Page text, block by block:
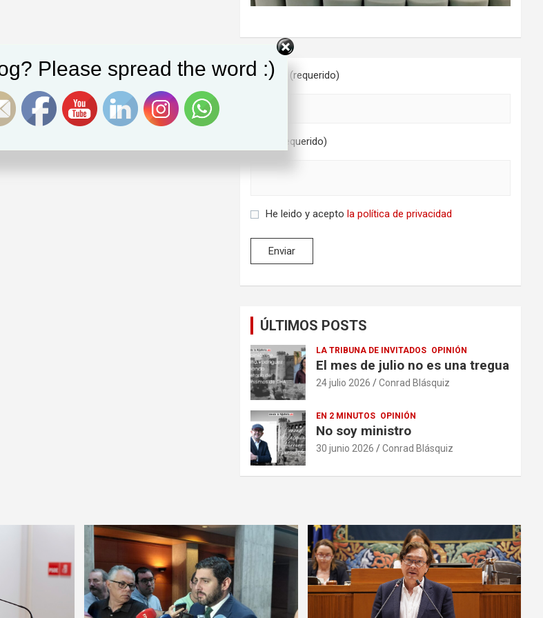
Nombre (requerido)
Email (requerido)
He leido y aceptola política de privacidad
ÚLTIMOS POSTS
LA TRIBUNA DE INVITADOS OPINIÓN
El mes de julio no es una tregua
24 julio 2026 Conrad Blásquiz
EN 2 MINUTOS OPINIÓN
No soy ministro
30 junio 2026 Conrad Blásquiz
Please spread the word :)